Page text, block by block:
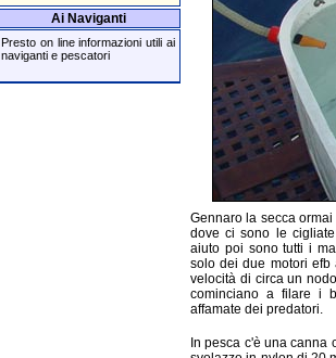
Ai Naviganti
Presto on line informazioni utili ai
naviganti e pescatori
Gennaro la secca
dove ci sono le
aiuto poi sono tutti i
solo dei due motori
velocità di circa un
cominciano a filare i
affamate dei predatori.
In pesca c'è una canna